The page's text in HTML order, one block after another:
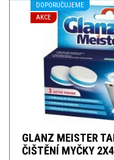
DOPORUČUJEME
AKCE
GLANZ MEISTER
ČIŠTĚNÍ MYČKY